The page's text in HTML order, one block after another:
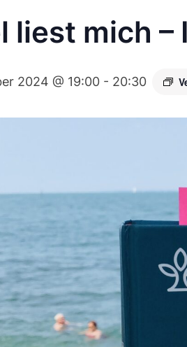
liest mich
2024 @ 19:00 - 20:30